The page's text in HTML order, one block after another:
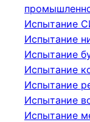
Испытание
Испытание
Испытание
Испытание
Испытание
Испытание
Испытание